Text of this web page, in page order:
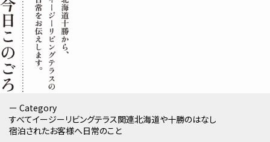
ー Category
すべてイージーリビングテラス関連北海道や十勝のはなし
宿泊されたお客様へ日常のこと